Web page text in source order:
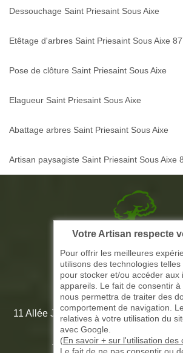
Dessouchage Saint Priesaint Sous Aixe
Etêtage d'arbres Saint Priesaint Sous Aixe
Pose de clôture Saint Priesaint Sous Aixe
Elagueur Saint Priesaint Sous Aixe
Abattage arbres Saint Priesaint Sous Aixe
Artisan paysagiste Saint Priesaint Sous Aixe
Picque elagage
ARTISAN ELAGAGE ET
11 Allée Jean-Marie Amédée
87 Haute Vienne
Votre Artisan respecte
Pour offrir les meilleures
utilisons des technologies
pour stocker et/ou accéder aux
appareils. Le fait de consentir
nous permettra de traiter des
comportement de navigation.
relatives à votre utilisation du
avec Google.
(En savoir + sur l'utilisation des